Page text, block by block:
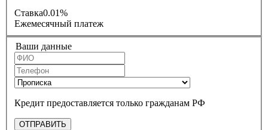
Ставка0.01%
Ежемесячный платеж
Ваши данные
Кредит предоставляется только гражданам РФ
ОТПРАВИТЬ